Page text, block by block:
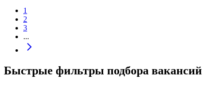
1
2
3
...
Быстрые фильтры подбора вакансий